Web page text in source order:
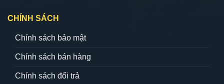
CHÍNH SÁCH
Chính sách bảo mật
Chính sách bán hàng
Chính sách đổi trả